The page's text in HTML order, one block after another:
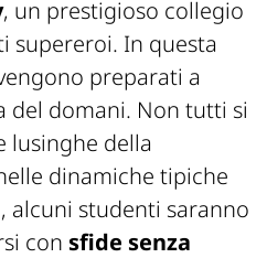
, un prestigioso collegio
supereroi. In questa
preparati a
del domani. Non tutti si
lusinghe della
dinamiche tipiche
alcuni studenti saranno
con sfide senza